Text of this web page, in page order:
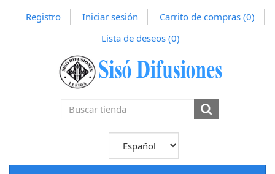
Registro Iniciar sesión Carrito de compras (0)
Lista de deseos (0)